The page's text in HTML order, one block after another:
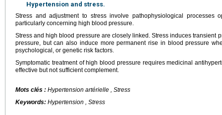
Hypertension and stress.
Stress and adjustment to stress involve pathophysiological processes
particularly concerning high blood pressure.
Stress and high blood pressure are closely linked. Stress induces transient
pressure, but can also induce more permanent rise in blood pressure
psychological, or genetic risk factors.
Symptomatic treatment of high blood pressure requires medicinal
effective but not sufficient complement.
Mots clés : Hypertension artérielle , Stress
Keywords: Hypertension , Stress